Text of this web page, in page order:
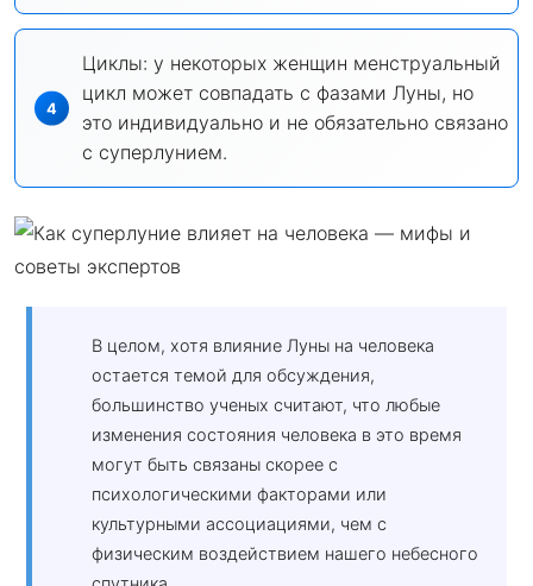
Циклы: у некоторых женщин менструальный
цикл может совпадать с фазами Луны, но
это индивидуально и не обязательно связано
с суперлунием.
В целом, хотя влияние Луны на человека
остается темой для обсуждения,
большинство ученых считают, что любые
изменения состояния человека в это время
могут быть связаны скорее с
психологическими факторами или
культурными ассоциациями, чем с
физическим воздействием нашего небесного